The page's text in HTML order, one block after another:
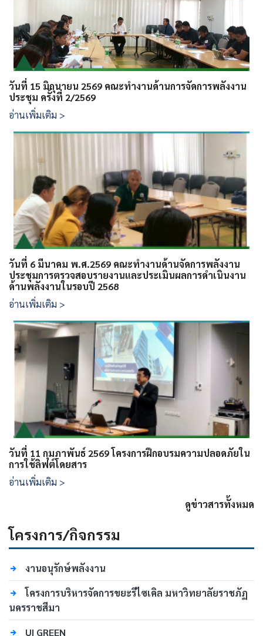
วันที่ 15 มิถุนายน 2569 คณะทำงานด้านการจัดการพลังงาน
ประชุม ครั้งที่ 2/2569
อ่านเพิ่มเติม >
วันที่ 6 มีนาคม พ.ศ.2569 คณะทำงานด้านจัดการพลังงาน
ประชุมการตรวจสอบรายงานและประเมินผลการดำเนินงาน
ด้านพลังงานในรอบปี 2568
อ่านเพิ่มเติม >
วันที่ 11 กุมภาพันธ์ 2569 โครงการฝึกอบรมความปลอดภัยใน
การใช้ลิฟต์โดยสาร
อ่านเพิ่มเติม >
ดูข่าวสารทั้งหมด
โครงการ/กิจกรรม
งานอนุรักษ์พลังงาน
โครงการบริหารจัดการขยะรีไซเคิล มหาวิทยาลัยราชภัฏ
นครราชสีมา
UI GREEN